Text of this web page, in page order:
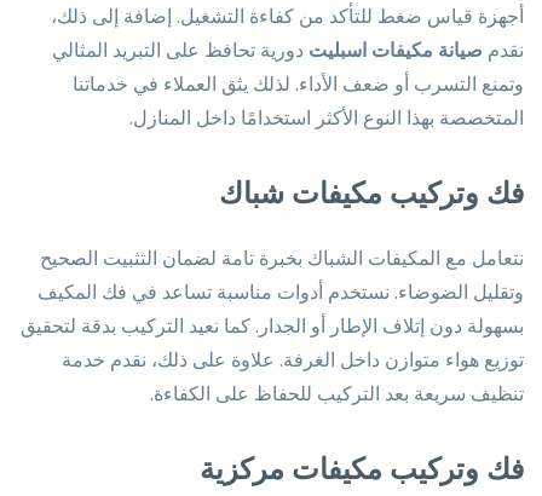
أجهزة قياس ضغط للتأكد من كفاءة التشغيل. إضافة إلى ذلك،
نقدم صيانة مكيفات اسبليت دورية تحافظ على التبريد المثالي
وتمنع التسرب أو ضعف الأداء. لذلك يثق العملاء في خدماتنا
المتخصصة بهذا النوع الأكثر استخدامًا داخل المنازل.
فك وتركيب مكيفات شباك
نتعامل مع المكيفات الشباك بخبرة تامة لضمان التثبيت الصحيح
وتقليل الضوضاء. نستخدم أدوات مناسبة تساعد في فك المكيف
بسهولة دون إتلاف الإطار أو الجدار. كما نعيد التركيب بدقة لتحقيق
توزيع هواء متوازن داخل الغرفة. علاوة على ذلك، نقدم خدمة
تنظيف سريعة بعد التركيب للحفاظ على الكفاءة.
فك وتركيب مكيفات مركزية